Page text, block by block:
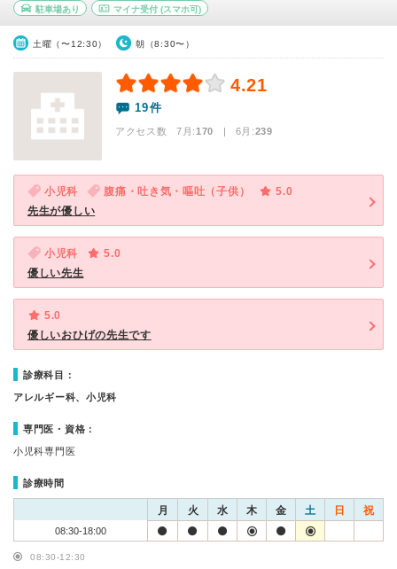
駐車場あり マイナ受付(スマホ可)
土曜（〜12:30） 朝（8:30〜）
4.21
19件
アクセス数 7月:170 | 6月:239
小児科 腹痛・吐き気・嘔吐（子供）
5.0
先生が優しい
小児科
5.0
優しい先生
5.0
優しいおひげの先生です
診療科目：
アレルギー科、小児科
専門医・資格：
小児科専門医
診療時間
月 火 水 木 金 土 日 祝
08:30-18:00
08:30-12:30